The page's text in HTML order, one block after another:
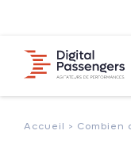
Accueil > Combien